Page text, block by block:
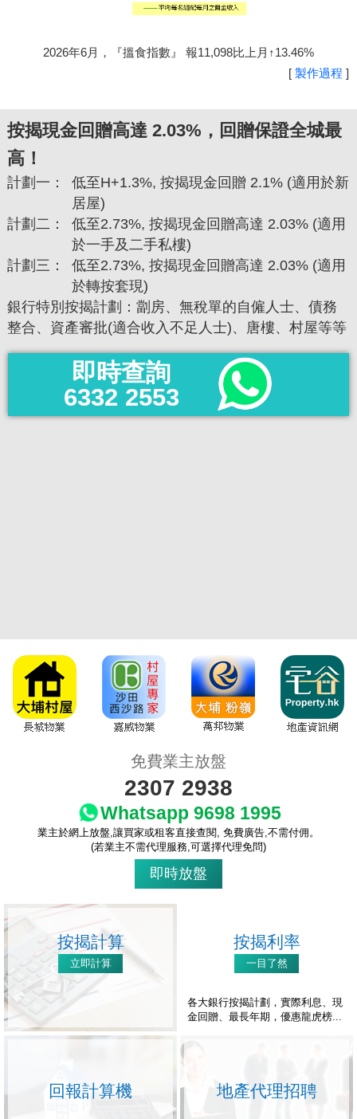
2026年6月，『搵食指數』 報11,098比上月↑13.46%
[ 製作過程 ]
按揭現金回贈高達 2.03%，回贈保證全城最
高！
計劃一：
低至H+1.3%, 按揭現金回贈 2.1% (適用於新
居屋)
計劃二：
低至2.73%, 按揭現金回贈高達 2.03% (適用
於一手及二手私樓)
計劃三：
低至2.73%, 按揭現金回贈高達 2.03% (適用
於轉按套現)
銀行特別按揭計劃：劏房、無稅單的自僱人士、債務
整合、資產審批(適合收入不足人士)、唐樓、村屋等等
即時查詢
6332 2553
免費業主放盤
2307 2938
Whatsapp 9698 1995
業主於網上放盤,讓買家或租客直接查閱, 免費廣告,不需付佣。
(若業主不需代理服務,可選擇代理免問)
即時放盤
按揭計算
立即計算
按揭利率
一目了然
各大銀行按揭計劃，實際利息、現
金回贈、最長年期，優惠龍虎榜...
回報計算機 地產代理招聘